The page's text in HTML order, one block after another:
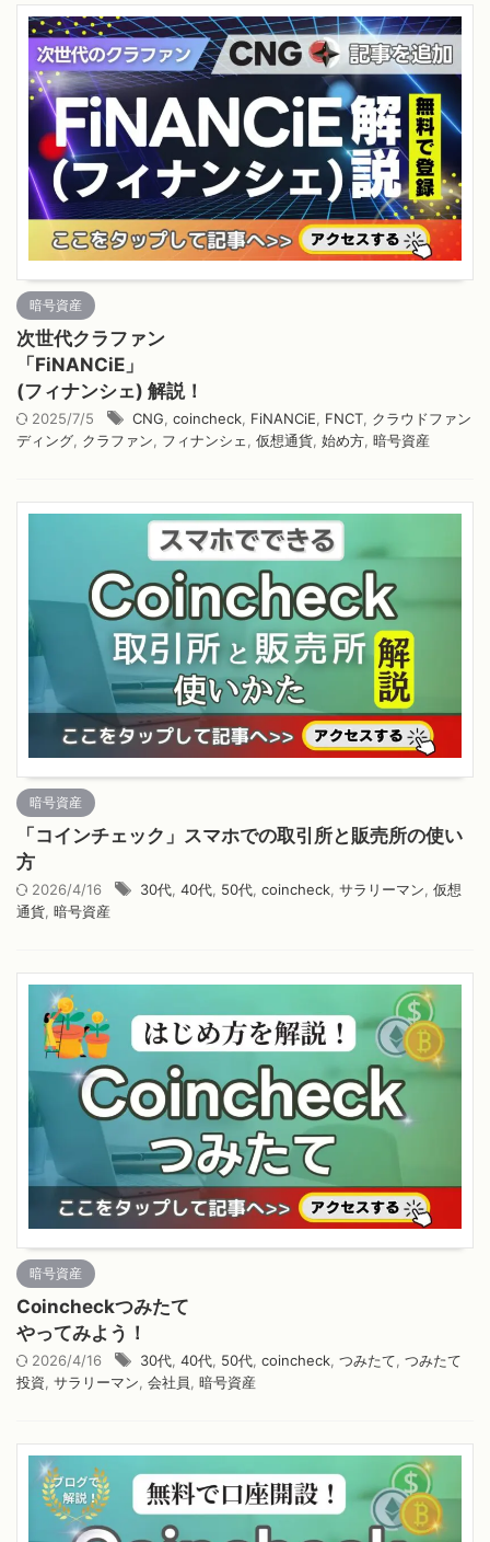
暗号資産
次世代クラファン
「FiNANCiE」
(フィナンシェ) 解説！
2025/7/5 CNG coincheck FiNANCiE FNCT クラウドファン
ディング クラファン フィナンシェ 仮想通貨 始め方 暗号資産
暗号資産
「コインチェック」スマホでの取引所と販売所の使い
方
2026/4/16 30代 40代 50代 coincheck サラリーマン 仮想
通貨 暗号資産
暗号資産
Coincheckつみたて
やってみよう！
2026/4/16 30代 40代 50代 coincheck つみたて つみたて
投資 サラリーマン 会社員 暗号資産